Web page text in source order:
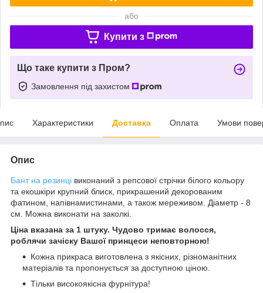
або
Купити з
Що таке купити з Пром?
Замовлення під захистом
Характеристики Доставка Оплата Умови
Опис
Бант на резинці виконаний з репсової стрічки білого кольору
та екошкіри крупний блиск, прикрашений декорованим
фатином, напівнамистинами, а також мереживом. Діаметр - 8
см. Можна виконати на заколкі.
Ціна вказана за 1 штуку. Чудово тримає волосся,
роблячи зачіску Вашої принцеси неповторною!
Кожна прикраса виготовлена з якісних, різноманітних
матеріалів та пропонується за доступною ціною.
Тільки високоякісна фурнітура!